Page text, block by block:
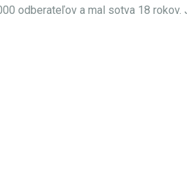
odberateľov a mal sotva 18 rokov.